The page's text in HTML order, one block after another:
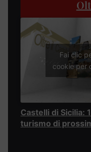
Fai clic
cookie per
Castelli di Sicilia:
turismo di